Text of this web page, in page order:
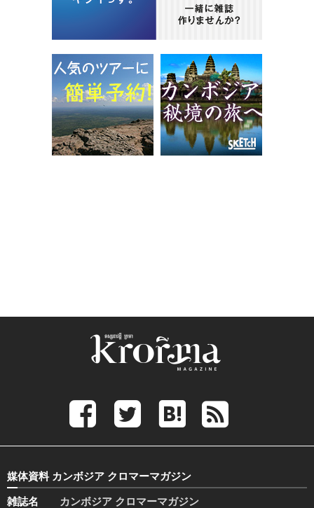
媒体資料 カンボジア クロマーマガジン
雑誌名
カンボジア クロマーマガジン